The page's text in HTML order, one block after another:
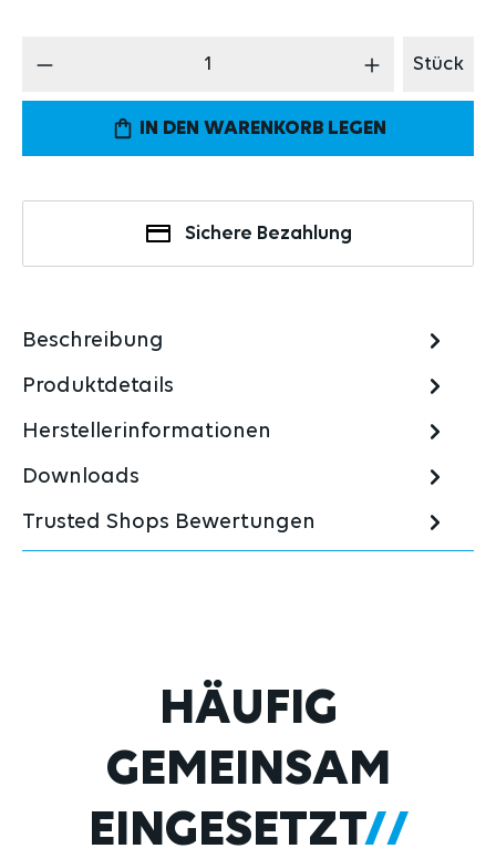
Produkt Anzahl: Gib den gewünschten
Stück
IN DEN WARENKORB LEGEN
Sichere Bezahlung
Beschreibung
Produktdetails
Herstellerinformationen
Downloads
Trusted Shops Bewertungen
Produktgalerie überspringen
HÄUFIG
GEMEINSAM
EINGESETZT